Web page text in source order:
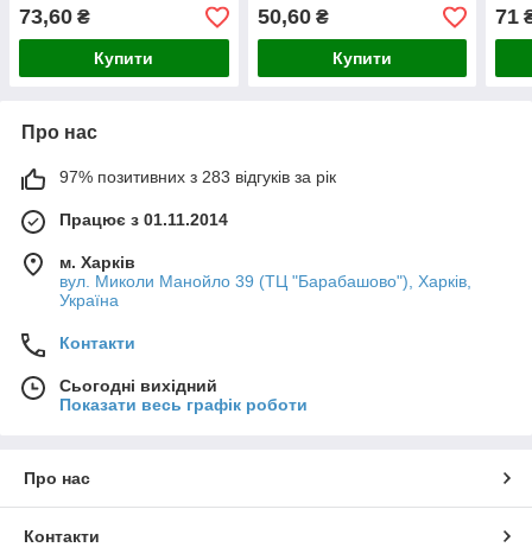
73,60 ₴
Купити
50,60₴
Купити
71
Про нас
97% позитивних з 283 відгуків за рік
Працює з 01.11.2014
м. Харків
вул. Миколи Манойло 39 (ТЦ "Барабашово"), Харків,
Україна
Контакти
Сьогодні вихідний
Показати весь графік роботи
Про нас
Контакти